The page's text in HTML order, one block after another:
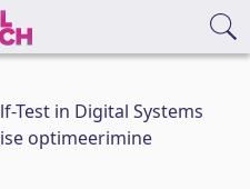
Test in Digital Systems
optimeerimine